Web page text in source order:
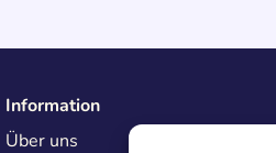
Information
Über uns